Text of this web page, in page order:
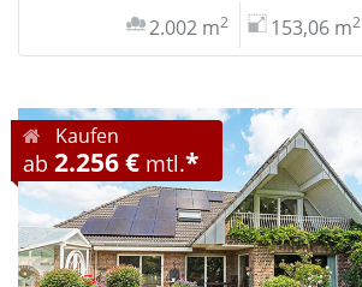
2.002 m2 153,06 m2
Kaufen
ab 2.256 € mtl.*